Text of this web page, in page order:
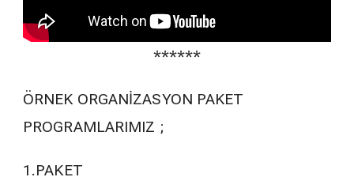
******
ÖRNEK ORGANİZASYON PAKET
PROGRAMLARIMIZ ;
1.PAKET